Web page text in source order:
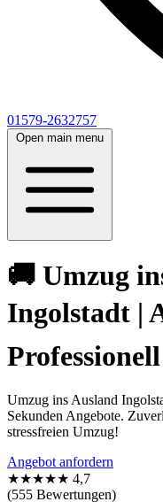
01579-2632757
Open main menu
🚚 Umzug
Ingolstadt |
Umzug ins Ausland
Sekunden Angebote.
stressfreien Umzug!
Angebot anfordern
★★★★★ 4,7
(555 Bewertungen)